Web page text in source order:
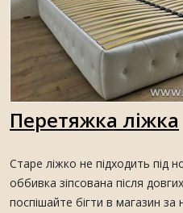
Перетяжка ліжка
Старе ліжко не підходить під
оббивка зіпсована після
поспішайте бігти в магазин